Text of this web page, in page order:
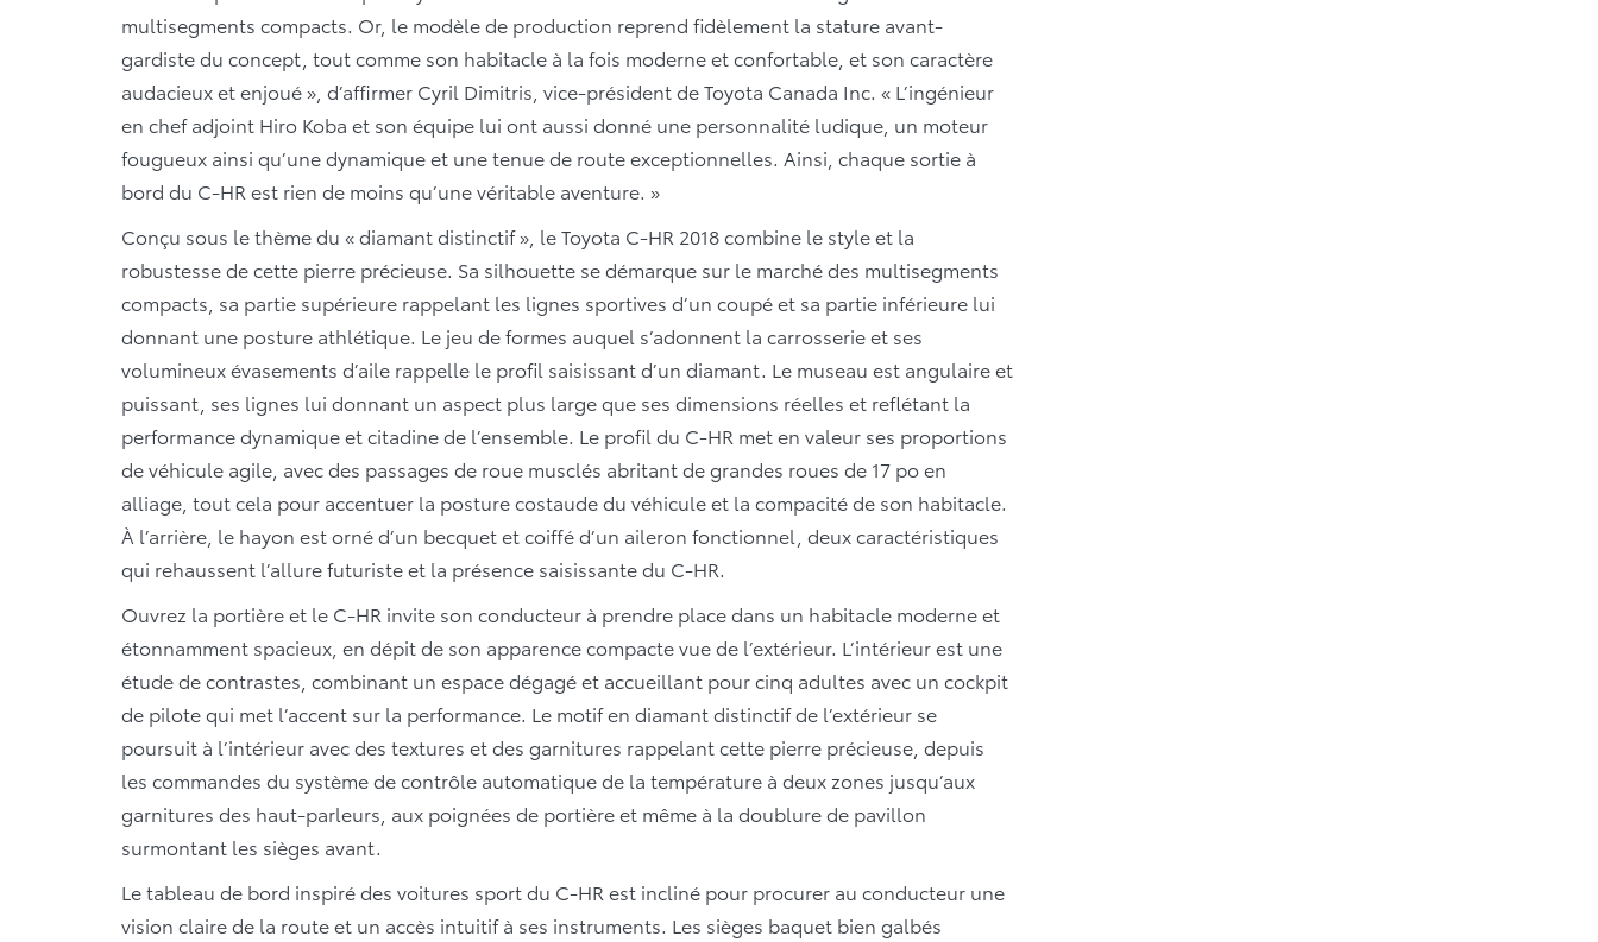
multisegments compacts. Or, le modèle de production reprend fidèlement la stature avant-
gardiste du concept, tout comme son habitacle à la fois moderne et confortable, et son caractère
audacieux et enjoué », d’affirmer Cyril Dimitris, vice-président de Toyota Canada Inc. « L’ingénieur
en chef adjoint Hiro Koba et son équipe lui ont aussi donné une personnalité ludique, un moteur
fougueux ainsi qu’une dynamique et une tenue de route exceptionnelles. Ainsi, chaque sortie à
bord du C-HR est rien de moins qu’une véritable aventure. »
Conçu sous le thème du « diamant distinctif », le Toyota C-HR 2018 combine le style et la
robustesse de cette pierre précieuse. Sa silhouette se démarque sur le marché des multisegments
compacts, sa partie supérieure rappelant les lignes sportives d’un coupé et sa partie inférieure lui
donnant une posture athlétique. Le jeu de formes auquel s’adonnent la carrosserie et ses
volumineux évasements d’aile rappelle le profil saisissant d’un diamant. Le museau est angulaire et
puissant, ses lignes lui donnant un aspect plus large que ses dimensions réelles et reflétant la
performance dynamique et citadine de l’ensemble. Le profil du C-HR met en valeur ses proportions
de véhicule agile, avec des passages de roue musclés abritant de grandes roues de 17 po en
alliage, tout cela pour accentuer la posture costaude du véhicule et la compacité de son habitacle.
À l’arrière, le hayon est orné d’un becquet et coiffé d’un aileron fonctionnel, deux caractéristiques
qui rehaussent l’allure futuriste et la présence saisissante du C-HR.
Ouvrez la portière et le C-HR invite son conducteur à prendre place dans un habitacle moderne et
étonnamment spacieux, en dépit de son apparence compacte vue de l’extérieur. L’intérieur est une
étude de contrastes, combinant un espace dégagé et accueillant pour cinq adultes avec un cockpit
de pilote qui met l’accent sur la performance. Le motif en diamant distinctif de l’extérieur se
poursuit à l’intérieur avec des textures et des garnitures rappelant cette pierre précieuse, depuis
les commandes du système de contrôle automatique de la température à deux zones jusqu’aux
garnitures des haut-parleurs, aux poignées de portière et même à la doublure de pavillon
surmontant les sièges avant.
Le tableau de bord inspiré des voitures sport du C-HR est incliné pour procurer au conducteur une
vision claire de la route et un accès intuitif à ses instruments. Les sièges baquet bien galbés